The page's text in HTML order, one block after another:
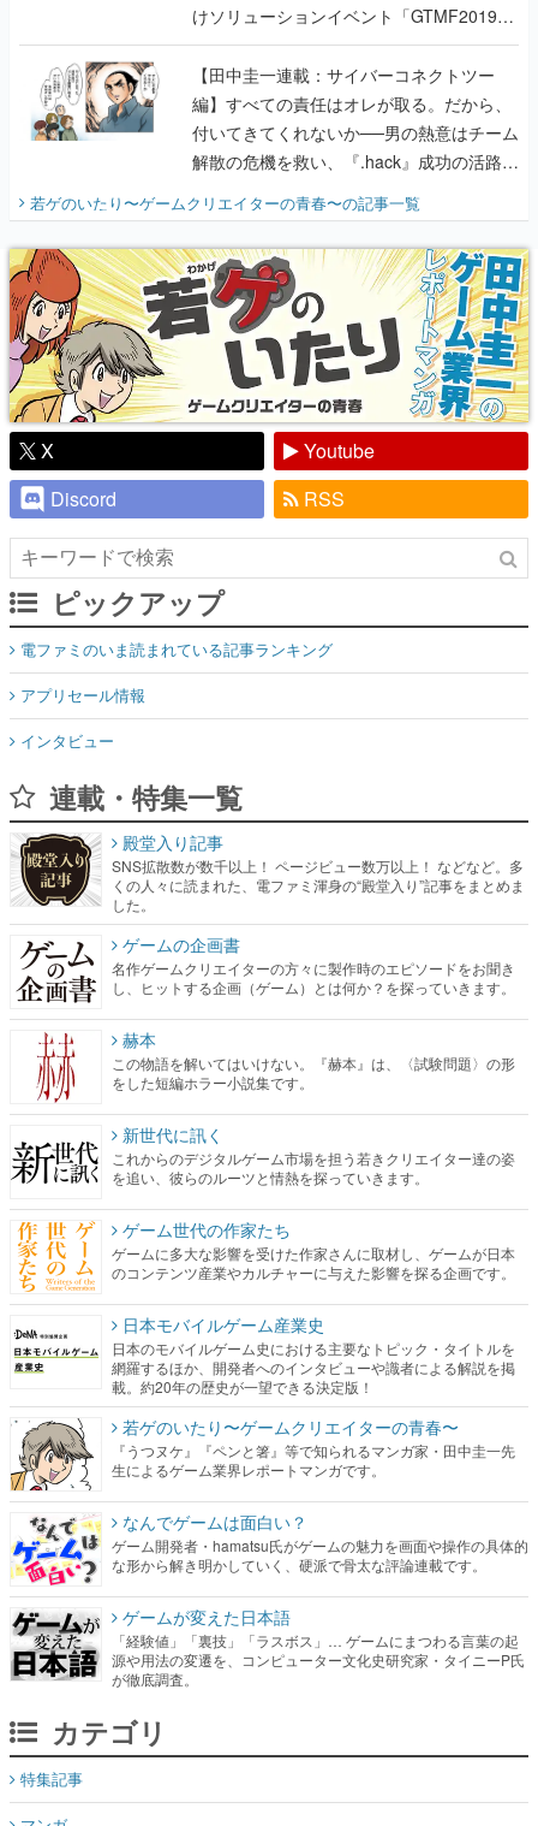
けソリューションイベント「GTMF2019」
に行って、より理解を深めよう【PR】
【田中圭一連載：サイバーコネクトツー
編】すべての責任はオレが取る。だから、
付いてきてくれないか──男の熱意はチーム
解散の危機を救い、『.hack』成功の活路を
『少年ジャンプ』色だった【若ゲのいた
り】
若ゲのいたり〜ゲームクリエイターの青春〜の記事一覧
X
Youtube
Discord
RSS
ピックアップ
電ファミのいま読まれている記事ランキング
アプリセール情報
インタビュー
連載・特集一覧
殿堂入り記事
SNS拡散数が数千以上！ ページビュー数万以上！ などなど。多
くの人々に読まれた、電ファミ渾身の“殿堂入り”記事をまとめま
した。
ゲームの企画書
名作ゲームクリエイターの方々に製作時のエピソードをお聞き
し、ヒットする企画（ゲーム）とは何か？を探っていきます。
赫本
この物語を解いてはいけない。『赫本』は、〈試験問題〉の形
をした短編ホラー小説集です。
新世代に訊く
これからのデジタルゲーム市場を担う若きクリエイター達の姿
を追い、彼らのルーツと情熱を探っていきます。
ゲーム世代の作家たち
ゲームに多大な影響を受けた作家さんに取材し、ゲームが日本
のコンテンツ産業やカルチャーに与えた影響を探る企画です。
日本モバイルゲーム産業史
日本のモバイルゲーム史における主要なトピック・タイトルを
網羅するほか、開発者へのインタビューや識者による解説を掲
載。約20年の歴史が一望できる決定版！
若ゲのいたり〜ゲームクリエイターの青春〜
『うつヌケ』『ペンと箸』等で知られるマンガ家・田中圭一先
生によるゲーム業界レポートマンガです。
なんでゲームは面白い？
ゲーム開発者・hamatsu氏がゲームの魅力を画面や操作の具体的
な形から解き明かしていく、硬派で骨太な評論連載です。
ゲームが変えた日本語
「経験値」「裏技」「ラスボス」… ゲームにまつわる言葉の起
源や用法の変遷を、コンピューター文化史研究家・タイニーP氏
が徹底調査。
カテゴリ
特集記事